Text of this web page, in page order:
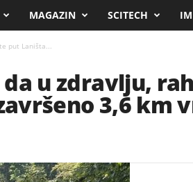
MAGAZIN SCITECH
put Laništa...
da u zdravlju,
3,6 km